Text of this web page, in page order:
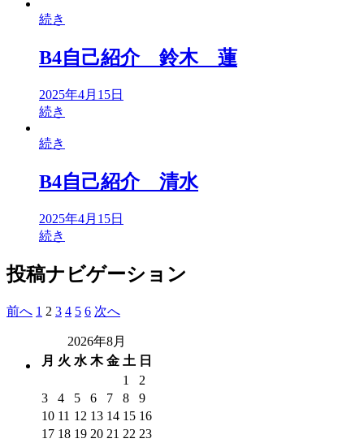
続き
B4自己紹介 鈴木 蓮
2025年4月15日
続き
続き
B4自己紹介 清水
2025年4月15日
続き
投稿ナビゲーション
前へ 1 2 3 4 5 6 次へ
2026年8月
月 火 水 木 金 土 日
1
2
3
4 5 6 7 8
9
10 11 12 13 14 15 16
17 18 19 20 21 22 23